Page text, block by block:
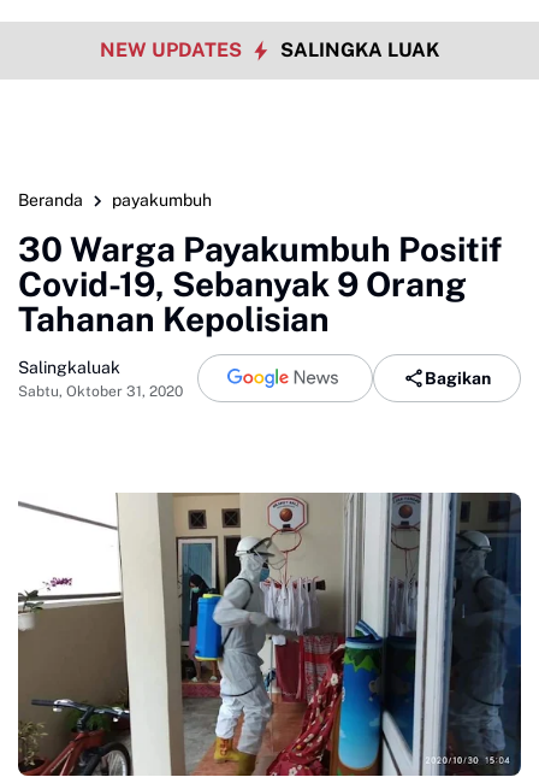
NEW UPDATES SALINGKA LUAK
Beranda payakumbuh
30 Warga Payakumbuh Positif
Covid-19, Sebanyak 9 Orang
Tahanan Kepolisian
Salingkaluak
Sabtu, Oktober 31, 2020
Bagikan